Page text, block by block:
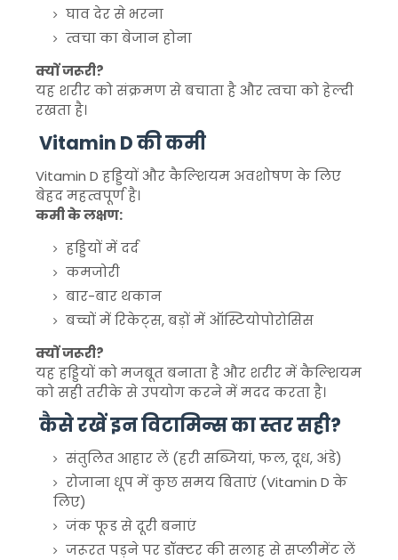
घाव देर से भरना
त्वचा का बेजान होना
क्यों जरूरी?
यह शरीर को संक्रमण से बचाता है और त्वचा को हेल्दी
रखता है।
Vitamin D की कमी
Vitamin D हड्डियों और कैल्शियम अवशोषण के लिए
बेहद महत्वपूर्ण है।
कमी के लक्षण:
हड्डियों में दर्द
कमजोरी
बार-बार थकान
बच्चों में रिकेट्स, बड़ों में ऑस्टियोपोरोसिस
क्यों जरूरी?
यह हड्डियों को मजबूत बनाता है और शरीर में कैल्शियम
को सही तरीके से उपयोग करने में मदद करता है।
कैसे रखें इन विटामिन्स का स्तर सही?
संतुलित आहार लें (हरी सब्जियां, फल, दूध, अंडे)
रोजाना धूप में कुछ समय बिताएं (Vitamin D के
लिए)
जंक फूड से दूरी बनाएं
जरूरत पड़ने पर डॉक्टर की सलाह से सप्लीमेंट लें